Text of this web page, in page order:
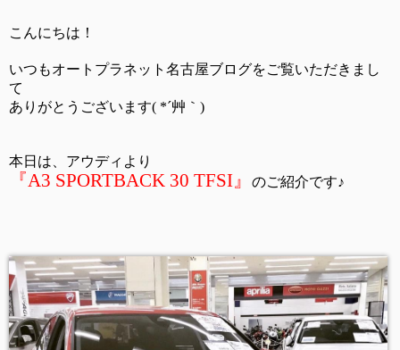
こんにちは！
いつもオートプラネット名古屋ブログをご覧いただきまし
て
ありがとうございます( *´艸｀)
本日は、アウディより
『A3 SPORTBACK 30 TFSI』 のご紹介です♪